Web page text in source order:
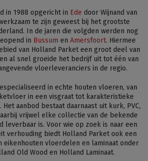
in 1988 opgericht in Ede door Wijnand van
te zijn geweest bij het grootste
In de jaren die volgden werden nog
in Bussum en Amersfoort. Hiermee
van Holland Parket een groot deel van
al snel groeide het bedrijf uit tot één van
vloerleveranciers in de regio.
in echte houten vloeren, van
in een visgraat tot karakteristieke
aanbod bestaat daarnaast uit kurk, PVC,
vrijwel elke collectie van de bekende
leverbaar is. Voor wie op zoek is naar een
verhouding biedt Holland Parket ook een
eikenhouten vloerdelen en laminaat onder
Old Wood en Holland Laminaat.